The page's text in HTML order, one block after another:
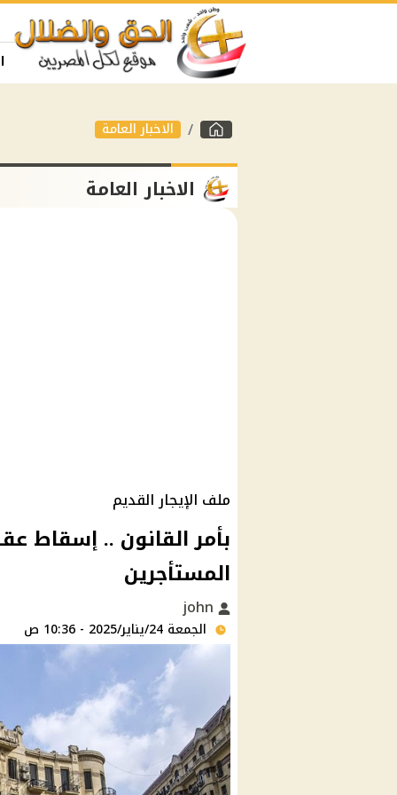
الاخبار العامة
الاخبار العامة
ملف الإيجار القديم
بأمر القانون .. إسقاط
المستأجرين
الجمعة 24/يناير/2025 - 10:36 ص